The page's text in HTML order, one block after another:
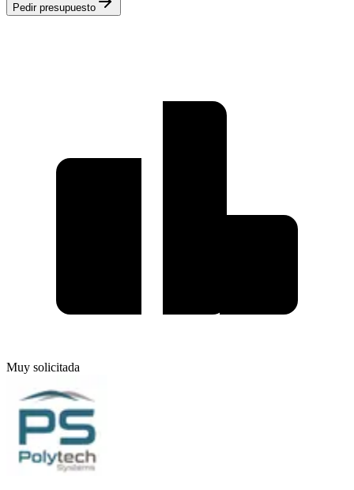
Pedir presupuesto
Muy solicitada